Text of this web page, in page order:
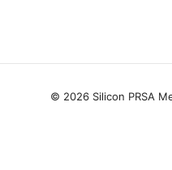
© 2026 Silicon PRSA